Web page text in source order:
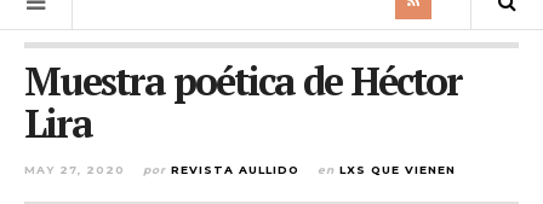
Muestra poética de Héctor
Lira
MAY 27, 2020 por REVISTA AULLIDO en LXS QUE VIENEN